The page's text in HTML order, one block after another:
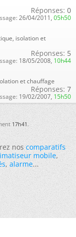
Réponses: 0
26/04/2011, 05h50
isolation et
Réponses: 5
18/05/2008, 10h44
et chauffage
Réponses: 7
19/02/2007, 15h50
17h41.
noscomparatifs
mobile,
,alarme...